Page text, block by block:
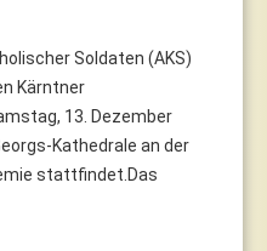
Soldaten (AKS)
Kärntner
13. Dezember
Kathedrale an der
stattfindet.Das